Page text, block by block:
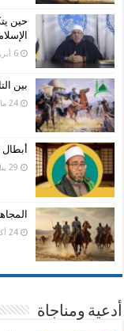
حين
6 أبريل، 2026
بين
24 مارس، 2026
أبطال
29 يناير، 2026
24 أكتوبر، 2024
أدعية ومناجاة